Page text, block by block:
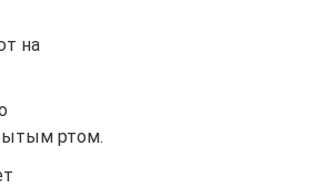
на
ртом.